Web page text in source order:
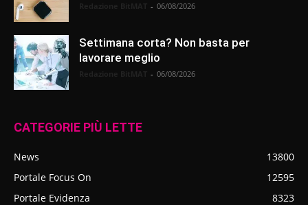
- 06/08/2026
Settimana corta? Non basta per
lavorare meglio
- 06/08/2026
CATEGORIE PIÙ LETTE
News
13800
Portale Focus On
12595
Portale Evidenza
8323